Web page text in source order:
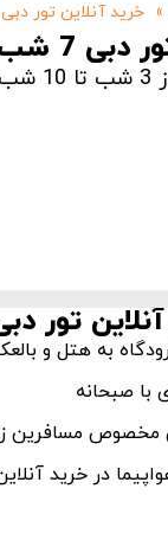
» خرید آنلاین تور دبی 7 شب از اصفهان
از اصفهان
دبی 7 شب از
به هتل و بالعکس در
با صبحانه
مسافرین زیر 60
خرید آنلاین تور دبی 7